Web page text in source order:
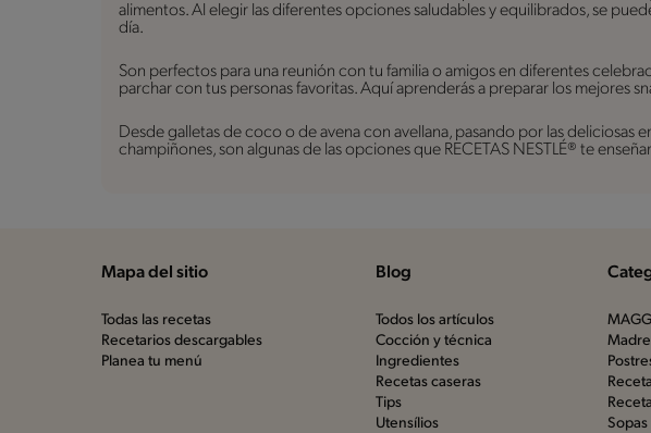
alimentos. Al elegir las diferentes opciones saludables y equilibrados, se
día.
Son perfectos para una reunión con tu familia o amigos en diferentes
parchar con tus personas favoritas. Aquí aprenderás a preparar los mejores
Desde galletas de coco o de avena con avellana, pasando por las deliciosas
champiñones, son algunas de las opciones que RECETAS NESTLÉ® te
Mapa del sitio
Todas las recetas
Recetarios descargables
Planea tu menú
Blog
Todos los artículos
Cocción y técnica
Ingredientes
Recetas caseras
Tips
Utensílios